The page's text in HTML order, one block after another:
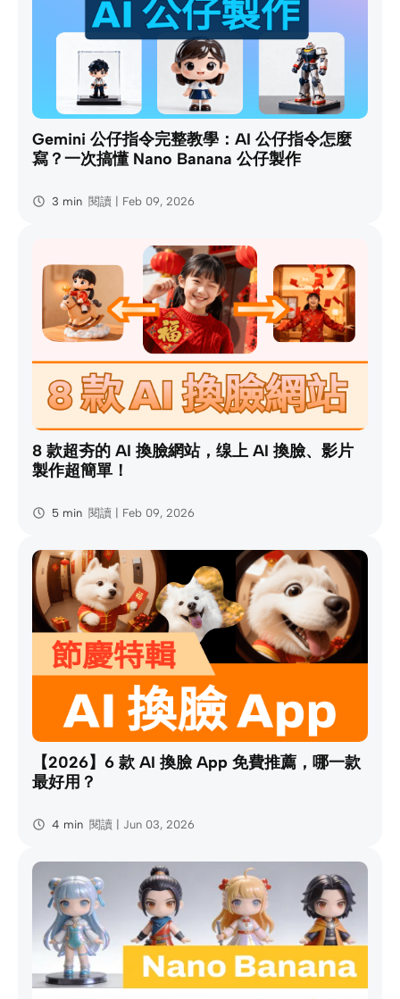
Gemini 公仔指令完整教學：AI 公仔指令怎麼
寫？一次搞懂 Nano Banana 公仔製作
3 min 閱讀 | Feb 09, 2026
8 款超夯的 AI 換臉網站，缐上 AI 換臉、影片
製作超簡單！
5 min 閱讀 | Feb 09, 2026
【2026】6 款 AI 換臉 App 免費推薦，哪一款
最好用？
4 min 閱讀 | Jun 03, 2026